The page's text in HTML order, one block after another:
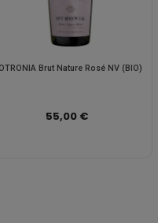
OTRONIA Brut Nature Rosé NV (BIO)
55,00 €